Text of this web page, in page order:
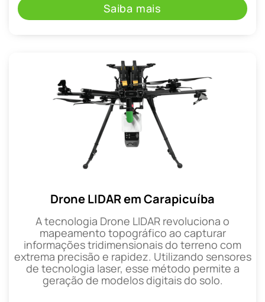
Saiba mais
Drone LIDAR em Carapicuíba
A tecnologia Drone LIDAR revoluciona o
mapeamento topográfico ao capturar
informações tridimensionais do terreno com
extrema precisão e rapidez. Utilizando sensores
de tecnologia laser, esse método permite a
geração de modelos digitais do solo.